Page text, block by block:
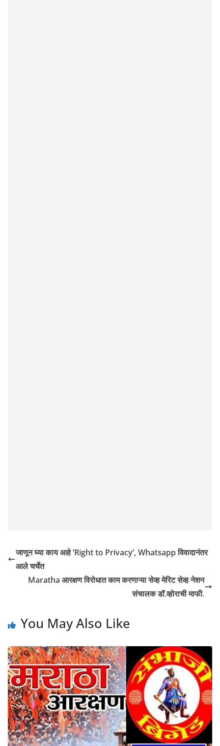
जाणून घ्या काय आहे ‘Right to Privacy’, Whatsapp विवादानंतर
आले चर्चेत
Maratha आरक्षण विरोधात काम करणाऱ्या सेव्ह मेरिट सेव्ह नेशन
संचालक डॉ.व्होराची माफी.
You May Also Like